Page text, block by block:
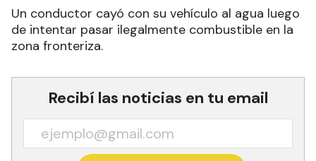
Un conductor cayó con su vehículo al agua luego
de intentar pasar ilegalmente combustible en la
zona fronteriza.
Recibí las noticias en tu email